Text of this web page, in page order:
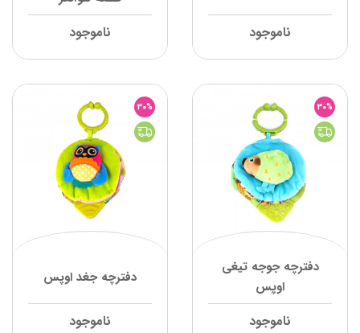
ناموجود ناموجود
30%
دفترچه جوجه تيغي
اوپس
ناموجود
30%
دفترچه جغد اوپس
ناموجود